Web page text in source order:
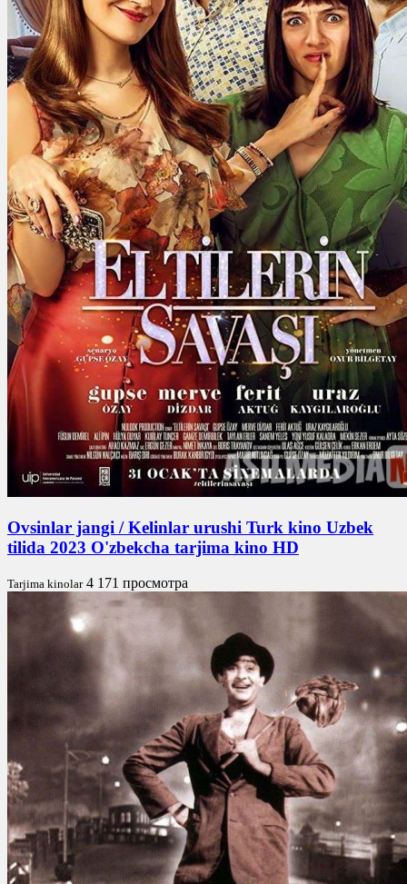
Ovsinlar jangi / Kelinlar urushi Turk kino Uzbek
tilida 2023 O'zbekcha tarjima kino HD
Tarjima kinolar 4 171 просмотра